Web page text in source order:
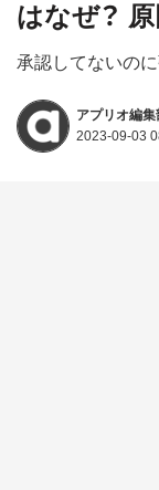
はなぜ？
承認してないの
アプリオ編集
2023-09-03